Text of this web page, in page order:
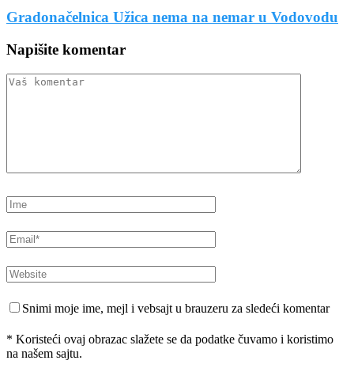
Gradonačelnica Užica nema na nemar u Vodovodu
Napišite komentar
Snimi moje ime, mejl i vebsajt u brauzeru za sledeći komentar
* Koristeći ovaj obrazac slažete se da podatke čuvamo i koristimo
na našem sajtu.